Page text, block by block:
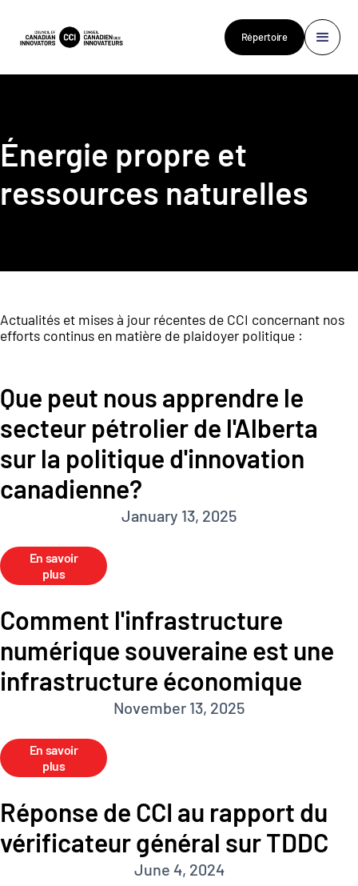
Répertoire
Énergie propre et
ressources naturelles
Actualités et mises à jour récentes de CCI concernant nos
efforts continus en matière de plaidoyer politique :
Que peut nous apprendre le
secteur pétrolier de l'Alberta
sur la politique d'innovation
canadienne?
January 13, 2025
En savoir
plus
Comment l'infrastructure
numérique souveraine est une
infrastructure économique
November 13, 2025
En savoir
plus
Réponse de CCI au rapport du
vérificateur général sur TDDC
June 4, 2024